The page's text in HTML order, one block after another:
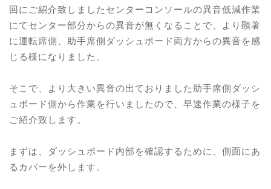
回にご紹介致しましたセンターコンソールの異音低減作業
にてセンター部分からの異音が無くなることで、より顕著
に運転席側、助手席側ダッシュボード両方からの異音を感
じる様になりました。
そこで、より大きい異音の出ておりました助手席側ダッシ
ュボード側から作業を行いましたので、早速作業の様子を
ご紹介致します。
まずは、ダッシュボード内部を確認するために、側面にあ
るカバーを外します。